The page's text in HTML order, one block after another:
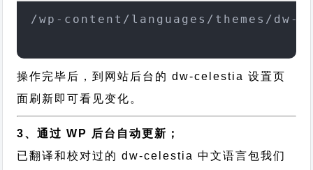
/wp-content/languages/themes/dw-
操作完毕后，到网站后台的 dw-celestia 设置页
面刷新即可看见变化。
3、通过 WP 后台自动更新；
已翻译和校对过的 dw-celestia 中文语言包我们